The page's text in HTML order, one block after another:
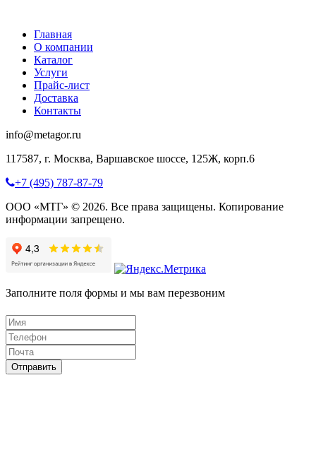
Главная
О компании
Каталог
Услуги
Прайс-лист
Доставка
Контакты
info@metagor.ru
117587, г. Москва, Варшавское шоссе, 125Ж, корп.6
+7 (495) 787-87-79
ООО «МТГ» © 2026. Все права защищены. Копирование
информации запрещено.
Заполните поля формы и мы вам перезвоним
Отправить